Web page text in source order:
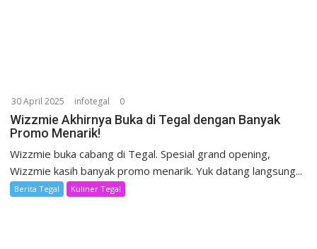
30 April 2025 infotegal 0
Wizzmie Akhirnya Buka di Tegal dengan Banyak
Promo Menarik!
Wizzmie buka cabang di Tegal. Spesial grand opening,
Wizzmie kasih banyak promo menarik. Yuk datang langsung...
Berita Tegal Kuliner Tegal